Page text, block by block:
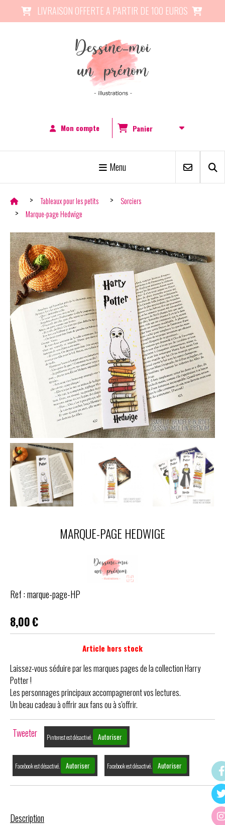
 LIVRAISON OFFERTE A PARTIR DE 100 EUROS 
Mon compte Panier
Menu
Tableaux pour les petits
Sorciers
Marque-page Hedwige
MARQUE-PAGE HEDWIGE
Ref :marque-page-HP
8,00€
Article hors stock
Laissez-vous séduire par les marques pages de la collection Harry
Potter !
Les personnages principaux accompagneront vos lectures.
Un beau cadeau à offrir aux fans ou à s'offrir.
Tweeter Pinterest est désactivé. Autoriser
Facebook est désactivé. Autoriser Facebook est désactivé. Autoriser
Description